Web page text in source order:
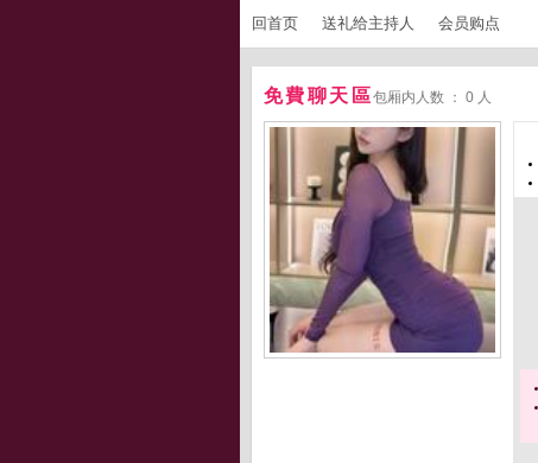
回首页 送礼给主持人 会员购点
免費聊天區包厢内人数 ： 0 人